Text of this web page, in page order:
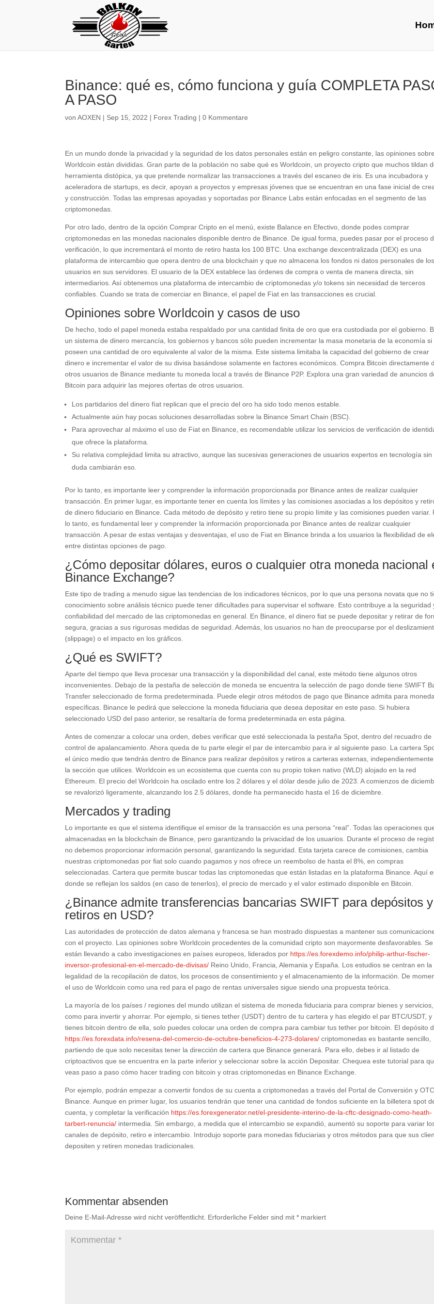
Binance: qué es, cómo funciona y guía COMPLETA
A PASO
vonAOXEN | Sep 15, 2022 | Forex Trading |0 Kommentare
En un mundo donde la privacidad y la seguridad de los datos personales están en peligro constante, las opiniones sobre
Worldcoin están divididas. Gran parte de la población no sabe qué es Worldcoin, un proyecto cripto que muchos tildan
herramienta distópica, ya que pretende normalizar las transacciones a través del escaneo de iris. Es una incubadora y
aceleradora de startups, es decir, apoyan a proyectos y empresas jóvenes que se encuentran en una fase inicial de
y construcción. Todas las empresas apoyadas y soportadas por Binance Labs están enfocadas en el segmento de las
criptomonedas.
Por otro lado, dentro de la opción Comprar Cripto en el menú, existe Balance en Efectivo, donde podes comprar
criptomonedas en las monedas nacionales disponible dentro de Binance. De igual forma, puedes pasar por el proceso
verificación, lo que incrementará el monto de retiro hasta los 100 BTC. Una exchange dexcentralizada (DEX) es una
plataforma de intercambio que opera dentro de una blockchain y que no almacena los fondos ni datos personales de los
usuarios en sus servidores. El usuario de la DEX establece las órdenes de compra o venta de manera directa, sin
intermediarios. Así obtenemos una plataforma de intercambio de criptomonedas y/o tokens sin necesidad de terceros
confiables. Cuando se trata de comerciar en Binance, el papel de Fiat en las transacciones es crucial.
Opiniones sobre Worldcoin y casos de uso
De hecho, todo el papel moneda estaba respaldado por una cantidad finita de oro que era custodiada por el gobierno.
un sistema de dinero mercancía, los gobiernos y bancos sólo pueden incrementar la masa monetaria de la economía si
poseen una cantidad de oro equivalente al valor de la misma. Este sistema limitaba la capacidad del gobierno de crear
dinero e incrementar el valor de su divisa basándose solamente en factores económicos. Compra Bitcoin directamente
otros usuarios de Binance mediante tu moneda local a través de Binance P2P. Explora una gran variedad de anuncios
Bitcoin para adquirir las mejores ofertas de otros usuarios.
Los partidarios del dinero fíat replican que el precio del oro ha sido todo menos estable.
Actualmente aún hay pocas soluciones desarrolladas sobre la Binance Smart Chain (BSC).
Para aprovechar al máximo el uso de Fiat en Binance, es recomendable utilizar los servicios de verificación de
que ofrece la plataforma.
Su relativa complejidad limita su atractivo, aunque las sucesivas generaciones de usuarios expertos en tecnología sin
duda cambiarán eso.
Por lo tanto, es importante leer y comprender la información proporcionada por Binance antes de realizar cualquier
transacción. En primer lugar, es importante tener en cuenta los límites y las comisiones asociadas a los depósitos y
de dinero fiduciario en Binance. Cada método de depósito y retiro tiene su propio límite y las comisiones pueden variar.
lo tanto, es fundamental leer y comprender la información proporcionada por Binance antes de realizar cualquier
transacción. A pesar de estas ventajas y desventajas, el uso de Fiat en Binance brinda a los usuarios la flexibilidad de
entre distintas opciones de pago.
¿Cómo depositar dólares, euros o cualquier otra moneda nacional
Binance Exchange?
Este tipo de trading a menudo sigue las tendencias de los indicadores técnicos, por lo que una persona novata que no
conocimiento sobre análisis técnico puede tener dificultades para supervisar el software. Esto contribuye a la seguridad
confiabilidad del mercado de las criptomonedas en general. En Binance, el dinero fiat se puede depositar y retirar de
segura, gracias a sus rigurosas medidas de seguridad. Además, los usuarios no han de preocuparse por el
(slippage) o el impacto en los gráficos.
¿Qué es SWIFT?
Aparte del tiempo que lleva procesar una transacción y la disponibilidad del canal, este método tiene algunos otros
inconvenientes. Debajo de la pestaña de selección de moneda se encuentra la selección de pago donde tiene SWIFT
Transfer seleccionado de forma predeterminada. Puede elegir otros métodos de pago que Binance admita para
específicas. Binance le pedirá que seleccione la moneda fiduciaria que desea depositar en este paso. Si hubiera
seleccionado USD del paso anterior, se resaltaría de forma predeterminada en esta página.
Antes de comenzar a colocar una orden, debes verificar que esté seleccionada la pestaña Spot, dentro del recuadro de
control de apalancamiento. Ahora queda de tu parte elegir el par de intercambio para ir al siguiente paso. La cartera
el único medio que tendrás dentro de Binance para realizar depósitos y retiros a carteras externas,
la sección que utilices. Worldcoin es un ecosistema que cuenta con su propio token nativo (WLD) alojado en la red
Ethereum. El precio del Worldcoin ha oscilado entre los 2 dólares y el dólar desde julio de 2023. A comienzos de
se revalorizó ligeramente, alcanzando los 2.5 dólares, donde ha permanecido hasta el 16 de diciembre.
Mercados y trading
Lo importante es que el sistema identifique el emisor de la transacción es una persona “real”. Todas las operaciones
almacenadas en la blockchain de Binance, pero garantizando la privacidad de los usuarios. Durante el proceso de
no debemos proporcionar información personal, garantizando la seguridad. Esta tarjeta carece de comisiones, cambia
nuestras criptomonedas por fiat solo cuando pagamos y nos ofrece un reembolso de hasta el 8%, en compras
seleccionadas. Cartera que permite buscar todas las criptomonedas que están listadas en la plataforma Binance. Aquí
donde se reflejan los saldos (en caso de tenerlos), el precio de mercado y el valor estimado disponible en Bitcoin.
¿Binance admite transferencias bancarias SWIFT para depósitos y
retiros en USD?
Las autoridades de protección de datos alemana y francesa se han mostrado dispuestas a mantener sus
con el proyecto. Las opiniones sobre Worldcoin procedentes de la comunidad cripto son mayormente desfavorables. Se
están llevando a cabo investigaciones en países europeos, liderados por https://es.forexdemo.info/philip-arthur-fischer-
inversor-profesional-en-el-mercado-de-divisas/ Reino Unido, Francia, Alemania y España. Los estudios se centran en la
legalidad de la recopilación de datos, los procesos de consentimiento y el almacenamiento de la información. De
el uso de Worldcoin como una red para el pago de rentas universales sigue siendo una propuesta teórica.
La mayoría de los países / regiones del mundo utilizan el sistema de moneda fiduciaria para comprar bienes y
como para invertir y ahorrar. Por ejemplo, si tienes tether (USDT) dentro de tu cartera y has elegido el par BTC/USDT, y
tienes bitcoin dentro de ella, solo puedes colocar una orden de compra para cambiar tus tether por bitcoin. El depósito
https://es.forexdata.info/resena-del-comercio-de-octubre-beneficios-4-273-dolares/ criptomonedas es bastante sencillo,
partiendo de que solo necesitas tener la dirección de cartera que Binance generará. Para ello, debes ir al listado de
criptoactivos que se encuentra en la parte inferior y seleccionar sobre la acción Depositar. Chequea este tutorial para
veas paso a paso cómo hacer trading con bitcoin y otras criptomonedas en Binance Exchange.
Por ejemplo, podrán empezar a convertir fondos de su cuenta a criptomonedas a través del Portal de Conversión y
Binance. Aunque en primer lugar, los usuarios tendrán que tener una cantidad de fondos suficiente en la billetera spot
cuenta, y completar la verificación https://es.forexgenerator.net/el-presidente-interino-de-la-cftc-designado-como-heath-
tarbert-renuncia/ intermedia. Sin embargo, a medida que el intercambio se expandió, aumentó su soporte para variar
canales de depósito, retiro e intercambio. Introdujo soporte para monedas fiduciarias y otros métodos para que sus
depositen y retiren monedas tradicionales.
Kommentar absenden
Deine E-Mail-Adresse wird nicht veröffentlicht. Erforderliche Felder sind mit* markiert